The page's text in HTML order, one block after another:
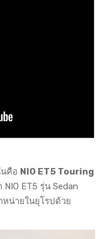
คือ NIO ET5 Touring
ET5 รุ่น Sedan
หน่ายในยุโรปด้วย